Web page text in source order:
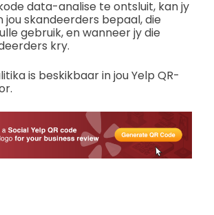
data-analise te ontsluit, kan jy
jou skandeerders bepaal, die
gebruik, en wanneer jy die
kry.
is beskikbaar in jou Yelp QR-